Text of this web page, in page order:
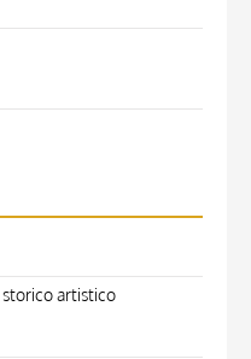
artistico